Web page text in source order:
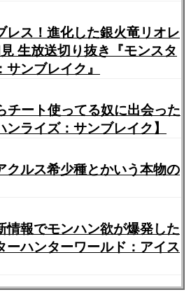
レス！進化した銀火竜リオレ
生放送切り抜き『モンスタ
ンブレイク』
チート使ってる奴に出会った
ライズ：サンブレイク】
クルス希少種とかいう本物の
情報でモンハン欲が爆発した
ーハンターワールド：アイス